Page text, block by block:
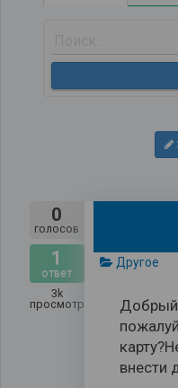
0
голосов
1
ответ
3k
просмотров
Другое
Добрый
внести